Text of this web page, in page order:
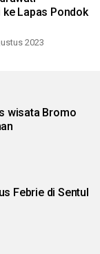
Lapas Pondok
2023
wisata Bromo
Febrie di Sentul